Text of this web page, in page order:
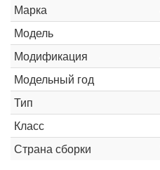
Марка
Модель
Модификация
Модельный год
Тип
Класс
Страна сборки